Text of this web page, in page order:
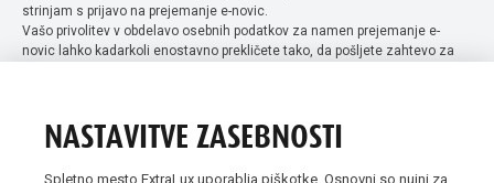
strinjam s prijavo na prejemanje e-novic.
Vašo privolitev v obdelavo osebnih podatkov za namen prejemanje e-
novic lahko kadarkoli enostavno prekličete tako, da pošljete zahtevo za
NASTAVITVE ZASEBNOSTI
Spletno mesto ExtraLux uporablja piškotke. Osnovni so nujni za